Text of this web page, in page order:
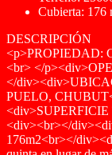
Cubierta: 176
DESCRIPCIÓN
<p>PROPIEDAD:
<br> </
</
PUELO,
<div><br></
176m2<br></